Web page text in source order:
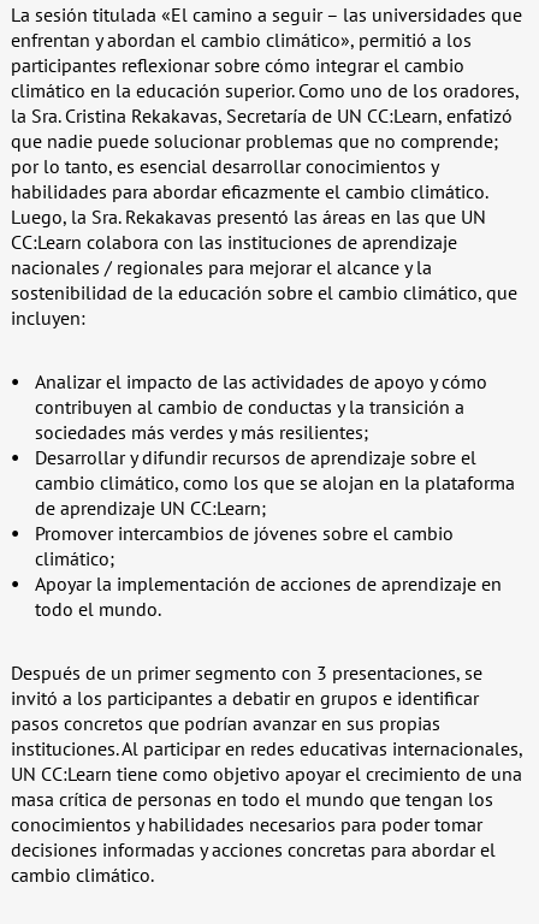
La sesión titulada «El camino a seguir – las universidades que
enfrentan y abordan el cambio climático», permitió a los
participantes reflexionar sobre cómo integrar el cambio
climático en la educación superior. Como uno de los oradores,
la Sra. Cristina Rekakavas, Secretaría de UN CC:Learn, enfatizó
que nadie puede solucionar problemas que no comprende;
por lo tanto, es esencial desarrollar conocimientos y
habilidades para abordar eficazmente el cambio climático.
Luego, la Sra. Rekakavas presentó las áreas en las que UN
CC:Learn colabora con las instituciones de aprendizaje
nacionales / regionales para mejorar el alcance y la
sostenibilidad de la educación sobre el cambio climático, que
incluyen:
Analizar el impacto de las actividades de apoyo y cómo
contribuyen al cambio de conductas y la transición a
sociedades más verdes y más resilientes;
Desarrollar y difundir recursos de aprendizaje sobre el
cambio climático, como los que se alojan en la plataforma
de aprendizaje UN CC:Learn;
Promover intercambios de jóvenes sobre el cambio
climático;
Apoyar la implementación de acciones de aprendizaje en
todo el mundo.
Después de un primer segmento con 3 presentaciones, se
invitó a los participantes a debatir en grupos e identificar
pasos concretos que podrían avanzar en sus propias
instituciones. Al participar en redes educativas internacionales,
UN CC:Learn tiene como objetivo apoyar el crecimiento de una
masa crítica de personas en todo el mundo que tengan los
conocimientos y habilidades necesarios para poder tomar
decisiones informadas y acciones concretas para abordar el
cambio climático.